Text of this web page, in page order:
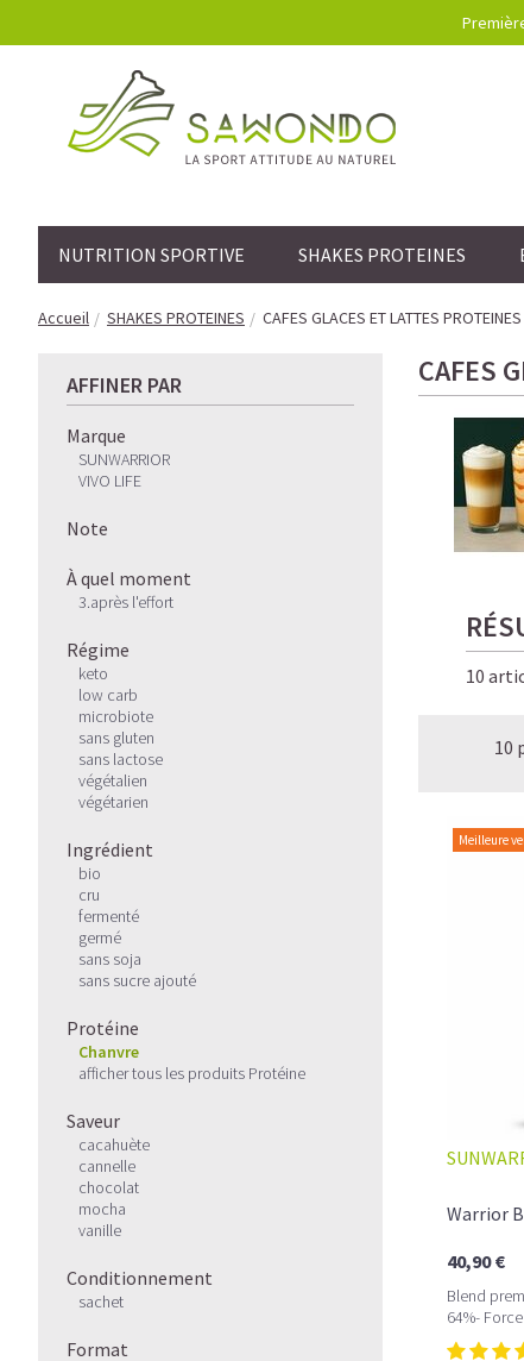
NUTRITION SPORTIVE SHAKES PROTEINES
Accueil SHAKES PROTEINES CAFES GLACES ET LATTES PROTEINES
AFFINER PAR
Marque
SUNWARRIOR
VIVO LIFE
Note
À quel moment
3.après l'effort
Régime
keto
low carb
microbiote
sans gluten
sans lactose
végétalien
végétarien
Ingrédient
bio
cru
fermenté
germé
sans soja
sans sucre ajouté
Protéine
Chanvre
afficher tous les produits Protéine
Saveur
cacahuète
cannelle
chocolat
mocha
vanille
Conditionnement
sachet
Format
CAFES
10
10
Meilleure
Warrior
40,90 €
Blend
64%-